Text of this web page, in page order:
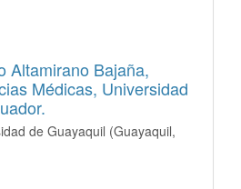
Altamirano Bajaña,
Médicas, Universidad
de Guayaquil (Guayaquil,